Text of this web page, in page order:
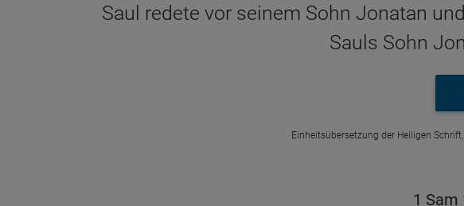
Saul redete vor seinem Sohn Jonatan
Sauls Sohn
Einheitsübersetzung der Heiligen
1 Sam